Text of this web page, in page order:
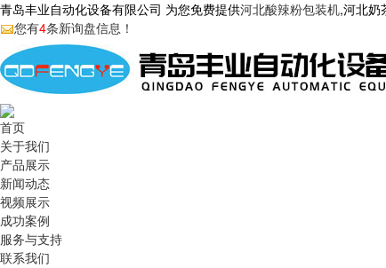
青岛丰业自动化设备有限公司 为您免费提供河北酸辣粉包装机,河北奶
您有4条新询盘信息！
首页
关于我们
产品展示
新闻动态
视频展示
成功案例
服务与支持
联系我们